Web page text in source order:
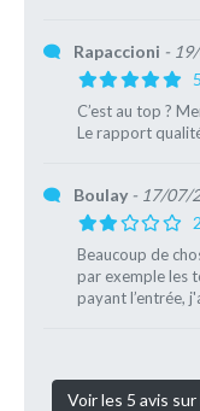
Rapaccioni -
C’est au top ?
Le rapport
Boulay - 17/07/
Beaucoup de
par exemple les
payant l’entrée,
Voir les 5 avis